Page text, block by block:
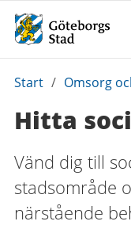
Du
här:
Start / Omsorg
Hitta
Vänd dig till
stadsområde
närstående